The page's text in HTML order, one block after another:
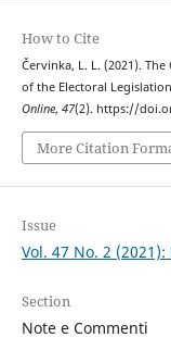
How to Cite
Červinka, L. L. (2021).
of the Electoral
Online, 47(2). https://
More Citation
Issue
Vol. 47 No. 2 (2021):
Section
Note e Commenti